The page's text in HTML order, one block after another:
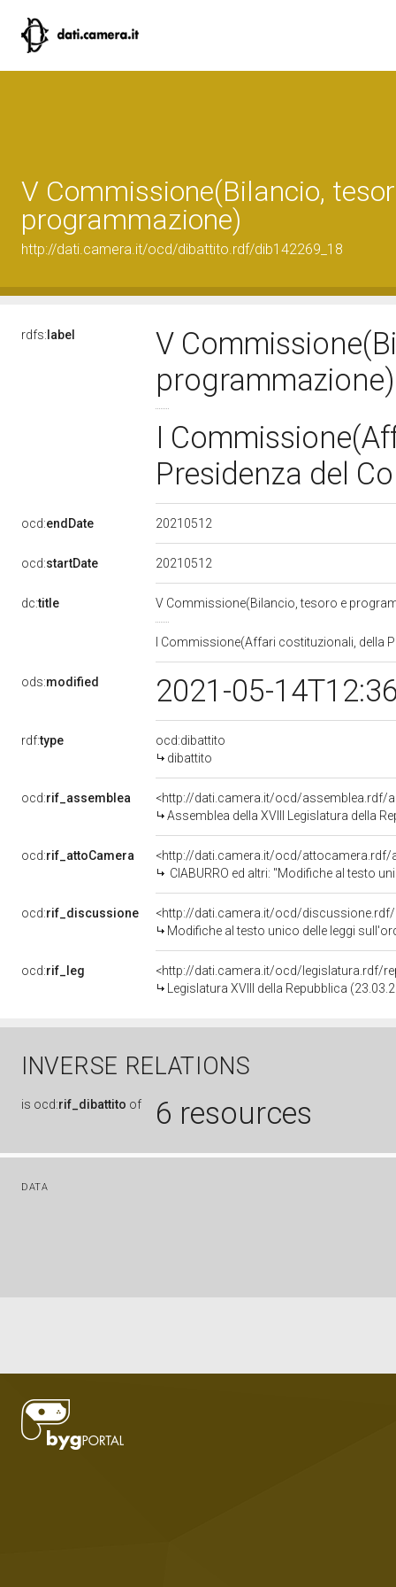
V Commissione(Bilancio,
programmazione)
http://dati.camera.it/ocd/dibattito.rdf/dib142269_18
rdfs: label
V
I
Presidenza del
ocd:endDate 20210512
ocd:startDate 20210512
dc:title V Commissione(Bilancio, tesoro e
I Commissione(Affari costituzionali, della
ods:modified 2021-05-
rdf:type
ocd:dibattito
dibattito
ocd:rif_assemblea
<http://dati.camera.it/ocd/assemblea.rdf/
Assemblea della XVIII Legislatura della
ocd:rif_attoCamera
<http://dati.camera.it/ocd/attocamera.rdf/
CIABURRO ed altri: "Modifiche al testo unico delle leggi sull'ordinamento degli enti locali, di cui
ocd:rif_discussione
<http://dati.camera.it/ocd/discussione.rdf/
Modifiche al testo unico delle leggi sull'ordinamento degli enti locali, di cui al decreto
ocd:rif_leg
<http://dati.camera.it/ocd/legislatura.rdf/
Legislatura XVIII della Repubblica
INVERSE RELATIONS
is ocd:rif_dibattito of 6 resources
DATA